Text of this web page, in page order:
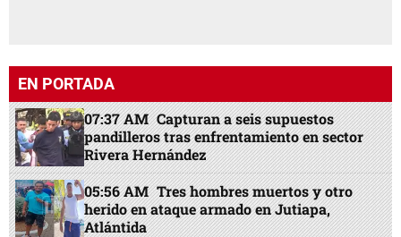
EN PORTADA
07:37 AM Capturan a seis supuestos
pandilleros tras enfrentamiento en sector
Rivera Hernández
05:56 AM Tres hombres muertos y otro
herido en ataque armado en Jutiapa,
Atlántida